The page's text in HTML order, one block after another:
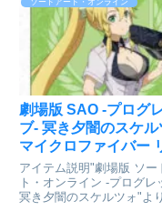
キリトを手元に迎え、彼と
ゲームの世界で冒険しまし
専用台座付属■サイズ全高
劇場版 SAO -プログ
ブ- 冥き夕闇のスケル
マイクロファイバー
ファ 怪盗/警察 ver.[
ンツシード]が好評発
アイテム説明"劇場版 ソー
ト・オンライン -プログレ
冥き夕闇のスケルツォ"よ